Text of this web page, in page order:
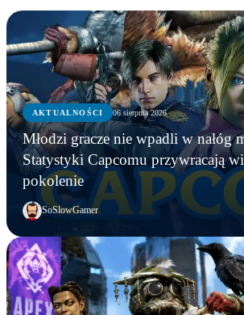
AKTUALNOŚCI 06 sierpnia 2026
Młodzi gracze nie wpadli w nałóg
Statystyki Capcomu przywracają
pokolenie
SoSlowGamer